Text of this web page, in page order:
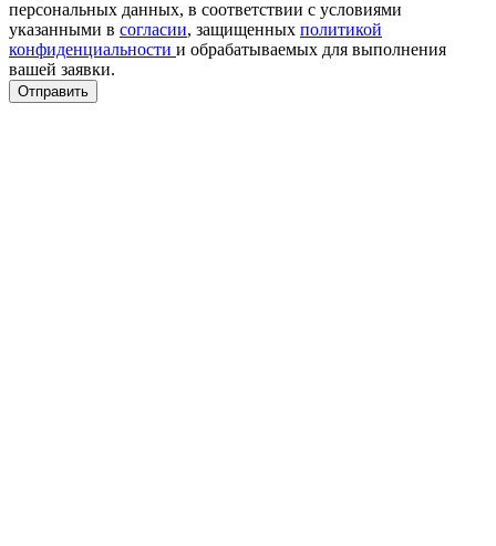
персональных данных, в соответствии с условиями
указанными в согласии, защищенных политикой
конфиденциальности и обрабатываемых для выполнения
вашей заявки.